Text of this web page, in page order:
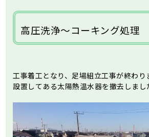
高圧洗浄～コーキング処理
工事着工となり、足場組立工事が終わり
設置してある太陽熱温水器を撤去しまし